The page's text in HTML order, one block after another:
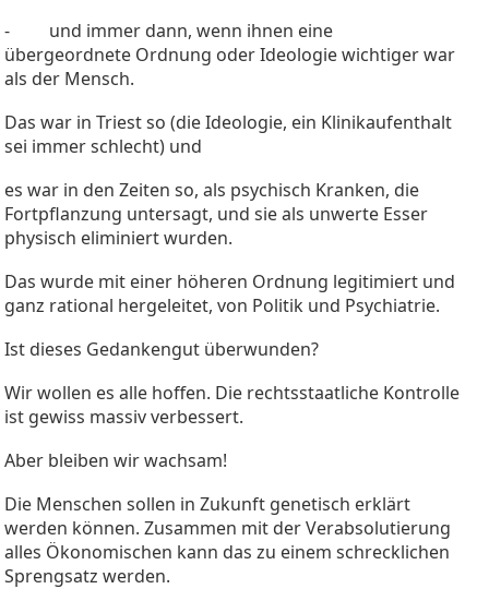
- und immer dann, wenn ihnen eine
übergeordnete Ordnung oder Ideologie wichtiger war
als der Mensch.
Das war in Triest so (die Ideologie, ein Klinikaufenthalt
sei immer schlecht) und
es war in den Zeiten so, als psychisch Kranken, die
Fortpflanzung untersagt, und sie als unwerte Esser
physisch eliminiert wurden.
Das wurde mit einer höheren Ordnung legitimiert und
ganz rational hergeleitet, von Politik und Psychiatrie.
Ist dieses Gedankengut überwunden?
Wir wollen es alle hoffen. Die rechtsstaatliche Kontrolle
ist gewiss massiv verbessert.
Aber bleiben wir wachsam!
Die Menschen sollen in Zukunft genetisch erklärt
werden können. Zusammen mit der Verabsolutierung
alles Ökonomischen kann das zu einem schrecklichen
Sprengsatz werden.